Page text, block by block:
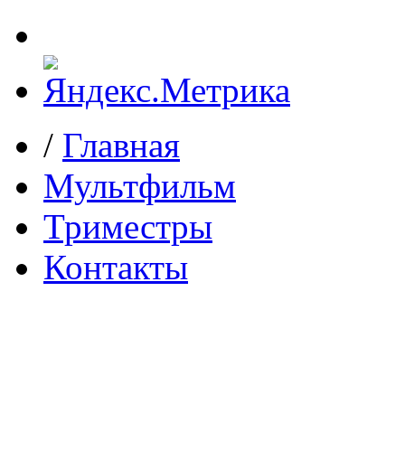
/ Главная
Мультфильм
Триместры
Контакты